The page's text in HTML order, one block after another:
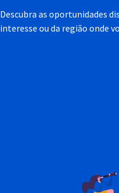
Descubra as oportunidades
interesse ou da região onde